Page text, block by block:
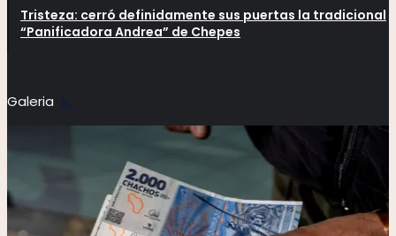
Tristeza: cerró definidamente sus puertas la tradicional
“Panificadora Andrea” de Chepes
Galeria